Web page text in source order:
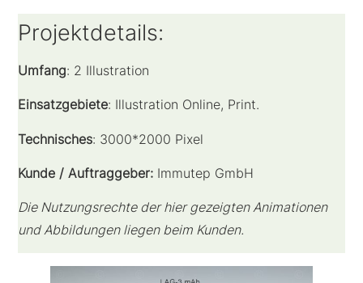
Projektdetails:
Umfang: 2 Illustration
Einsatzgebiete: Illustration Online, Print.
Technisches: 3000*2000 Pixel
Kunde / Auftraggeber: Immutep GmbH
Die Nutzungsrechte der hier gezeigten Animationen
und Abbildungen liegen beim Kunden.